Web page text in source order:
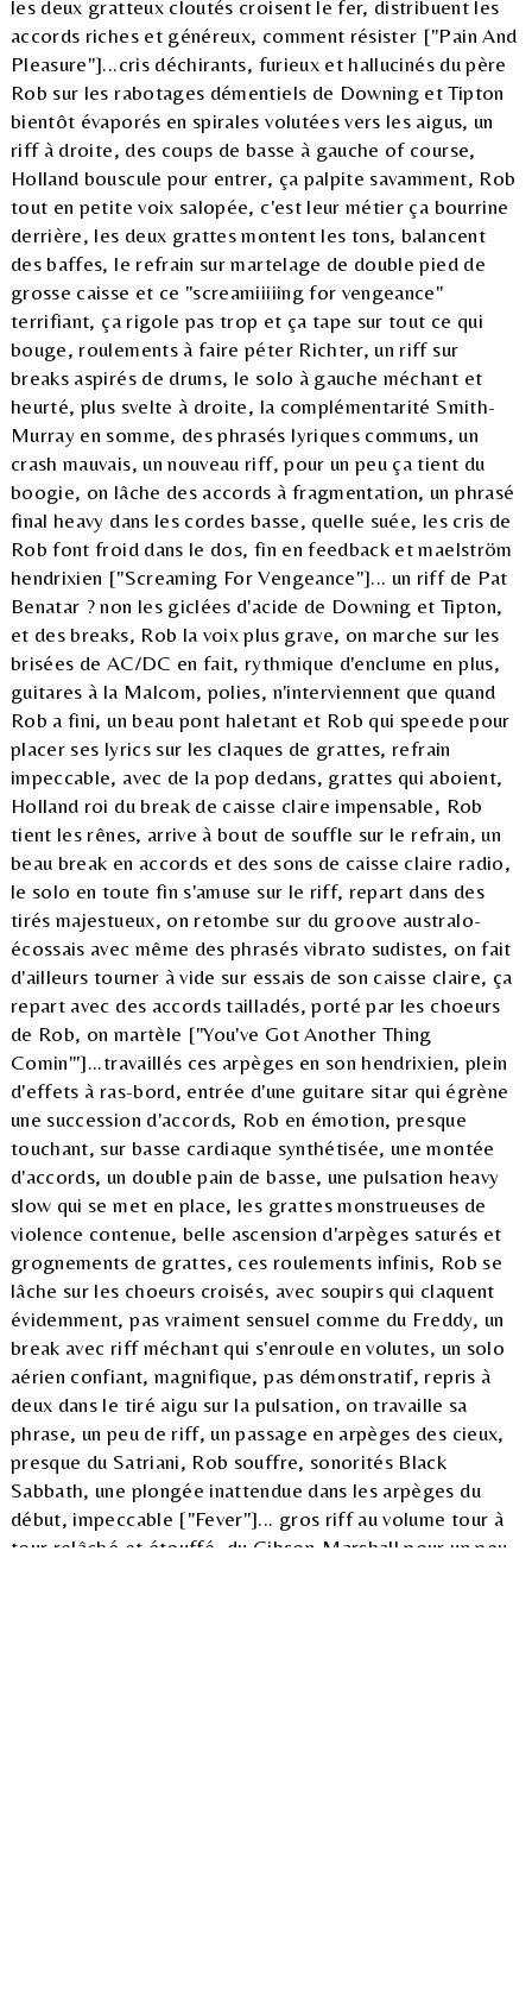
les deux gratteux cloutés croisent le fer, distribuent les
accords riches et généreux, comment résister ["Pain And
Pleasure"]...cris déchirants, furieux et hallucinés du père
Rob sur les rabotages démentiels de Downing et Tipton
bientôt évaporés en spirales volutées vers les aigus, un
riff à droite, des coups de basse à gauche of course,
Holland bouscule pour entrer, ça palpite savamment, Rob
tout en petite voix salopée, c'est leur métier ça bourrine
derrière, les deux grattes montent les tons, balancent
des baffes, le refrain sur martelage de double pied de
grosse caisse et ce "screamiiiiing for vengeance"
terrifiant, ça rigole pas trop et ça tape sur tout ce qui
bouge, roulements à faire péter Richter, un riff sur
breaks aspirés de drums, le solo à gauche méchant et
heurté, plus svelte à droite, la complémentarité Smith-
Murray en somme, des phrasés lyriques communs, un
crash mauvais, un nouveau riff, pour un peu ça tient du
boogie, on lâche des accords à fragmentation, un phrasé
final heavy dans les cordes basse, quelle suée, les cris de
Rob font froid dans le dos, fin en feedback et maelström
hendrixien ["Screaming For Vengeance"]... un riff de Pat
Benatar ? non les giclées d'acide de Downing et Tipton,
et des breaks, Rob la voix plus grave, on marche sur les
brisées de AC/DC en fait, rythmique d'enclume en plus,
guitares à la Malcom, polies, n'interviennent que quand
Rob a fini, un beau pont haletant et Rob qui speede pour
placer ses lyrics sur les claques de grattes, refrain
impeccable, avec de la pop dedans, grattes qui aboient,
Holland roi du break de caisse claire impensable, Rob
tient les rênes, arrive à bout de souffle sur le refrain, un
beau break en accords et des sons de caisse claire radio,
le solo en toute fin s'amuse sur le riff, repart dans des
tirés majestueux, on retombe sur du groove australo-
écossais avec même des phrasés vibrato sudistes, on fait
d'ailleurs tourner à vide sur essais de son caisse claire, ça
repart avec des accords tailladés, porté par les choeurs
de Rob, on martèle ["You've Got Another Thing
Comin'"]...travaillés ces arpèges en son hendrixien, plein
d'effets à ras-bord, entrée d'une guitare sitar qui égrène
une succession d'accords, Rob en émotion, presque
touchant, sur basse cardiaque synthétisée, une montée
d'accords, un double pain de basse, une pulsation heavy
slow qui se met en place, les grattes monstrueuses de
violence contenue, belle ascension d'arpèges saturés et
grognements de grattes, ces roulements infinis, Rob se
lâche sur les choeurs croisés, avec soupirs qui claquent
évidemment, pas vraiment sensuel comme du Freddy, un
break avec riff méchant qui s'enroule en volutes, un solo
aérien confiant, magnifique, pas démonstratif, repris à
deux dans le tiré aigu sur la pulsation, on travaille sa
phrase, un peu de riff, un passage en arpèges des cieux,
presque du Satriani, Rob souffre, sonorités Black
Sabbath, une plongée inattendue dans les arpèges du
début, impeccable ["Fever"]... gros riff au volume tour à
tour relâché et étouffé, du Gibson-Marshall pour un peu,